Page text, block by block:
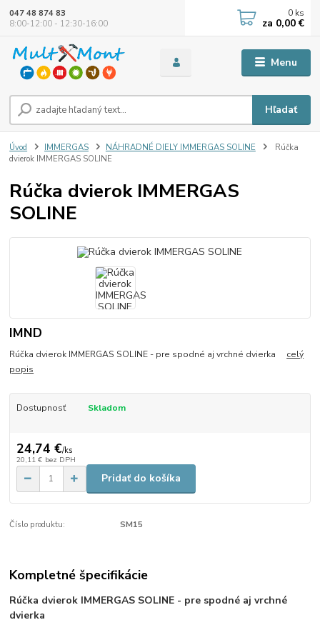
Menu
Hľadať
047 48 874 83
8:00-12:00 - 12:30-16:00
0 ks
za 0,00 €
Úvod IMMERGAS NÁHRADNÉ DIELY IMMERGAS SOLINE
Rúčka
dvierok IMMERGAS SOLINE
Rúčka dvierok IMMERGAS
SOLINE
IMND
Rúčka dvierok IMMERGAS SOLINE - pre spodné aj vrchné dvierka celý
popis
Dostupnosť Skladom
24,74 €/ks
20,11 € bez DPH
Pridať do košíka
Číslo produktu: SM15
Kompletné špecifikácie
Rúčka dvierok IMMERGAS SOLINE - pre spodné aj vrchné
dvierka